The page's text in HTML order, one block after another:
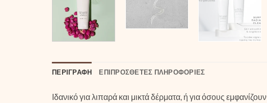
ΠΕΡΙΓΡΑΦΉ ΕΠΙΠΡΌΣΘΕΤΕΣ ΠΛΗΡΟΦΟΡΊΕΣ
Ιδανικό για λιπαρά και μικτά δέρματα, ή για όσους εμφανίζουν